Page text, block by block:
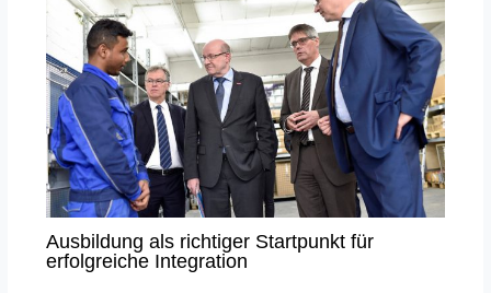
Ausbildung als richtiger Startpunkt für
erfolgreiche Integration